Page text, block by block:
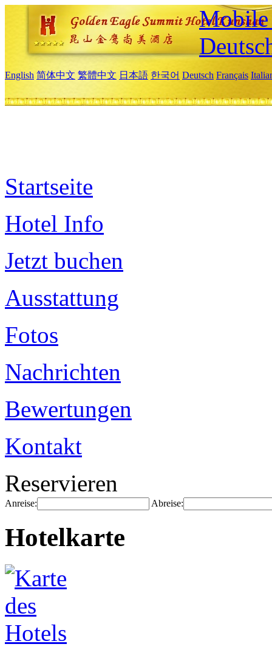
Mobile
English 简体中文 繁體中文 日本語 한국어 Deutsch Français
Startseite
Hotel Info
Jetzt buchen
Ausstattung
Fotos
Nachrichten
Bewertungen
Kontakt
Reservieren
Anreise: Abreise:
Hotelkarte